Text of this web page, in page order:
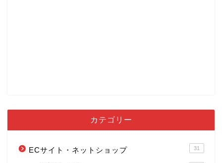
カテゴリー
ECサイト・ネットショップ 31